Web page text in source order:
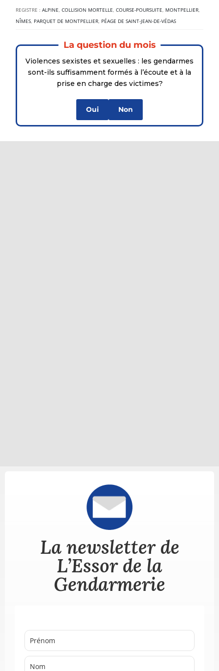
REGISTRE :ALPINE,COLLISION MORTELLE,COURSE-POURSUITE, MONTPELLIER,
NÎMES, PARQUET DE MONTPELLIER, PÉAGE DE SAINT-JEAN-DE-VÉDAS
La question du mois
Violences sexistes et sexuelles : les gendarmes
sont-ils suffisamment formés à l’écoute et à la
prise en charge des victimes?
Oui Non
La newsletter de
L’Essor de la
Gendarmerie